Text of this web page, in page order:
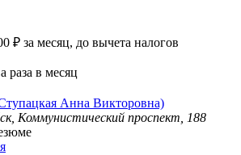
₽ за месяц, до вычета налогов
в месяц
Анна Викторовна)
Коммунистический проспект, 188